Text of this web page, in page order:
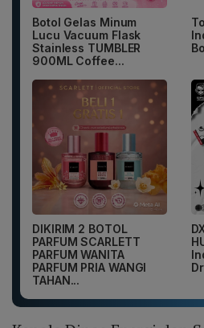
Botol Gelas Minum
Lucu Vacuum Flask
Stainless TUMBLER
900ML Coffee...
DIKIRIM 2 BOTOL
PARFUM SCARLETT
PARFUM WANITA
PARFUM PRIA WANGI
TAHAN...